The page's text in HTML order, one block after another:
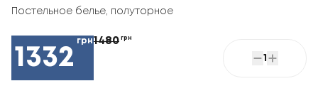
Постельное белье полуторное
1332
грн1480 грн
1